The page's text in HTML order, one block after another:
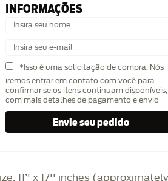
INFORMAÇÕES
*Isso é uma solicitação de compra. Nós
iremos entrar em contato com você para
confirmar se os itens continuam disponíveis,
com mais detalhes de pagamento e envio
11’' x 17'' inches